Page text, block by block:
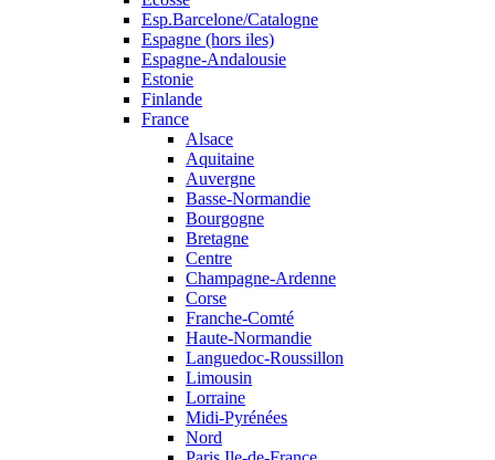
Esp.Barcelone/Catalogne
Espagne (hors iles)
Espagne-Andalousie
Estonie
Finlande
France
Alsace
Aquitaine
Auvergne
Basse-Normandie
Bourgogne
Bretagne
Centre
Champagne-Ardenne
Corse
Franche-Comté
Haute-Normandie
Languedoc-Roussillon
Limousin
Lorraine
Midi-Pyrénées
Nord